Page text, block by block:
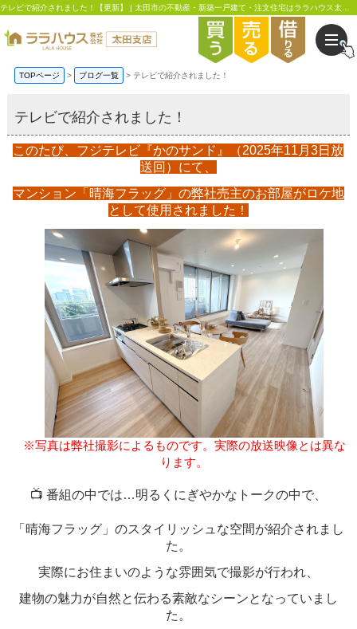
TOPページ ブログ一覧 テレビで紹介されました！
テレビで紹介されました！
このたび、フジテレビ『かのサンド』（2025年11 月3日放
送回）にて、
マンション「晴海フラッグ」の弊社売主のお部屋がロケ地
として使用されました！
※写真は弊社撮影によるものです。実際の放送映像とは異な
ります。
📺 番組の中では…明るくにぎやかなトークの中で、
「晴海フラッグ」のスタイリッシュな空間が紹介されまし
た。
実際にお住まいのような雰囲気で撮影が行われ、
建物の魅力が自然と伝わる素敵なシーンとなっていまし
た。